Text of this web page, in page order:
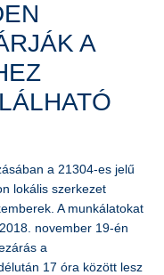
A
a 21304-es jelű
lokális szerkezet
A munkálatokat
november 19-én
a
17 óra között lesz